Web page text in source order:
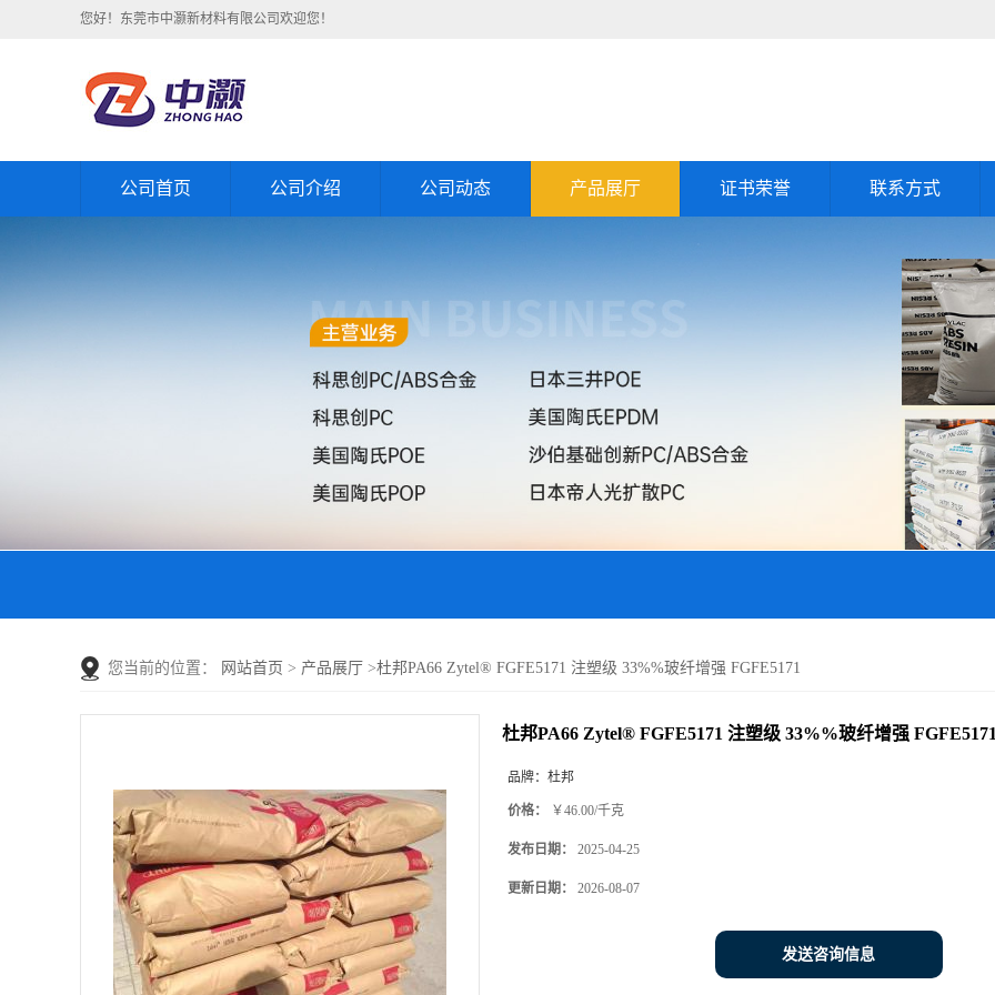
您好！东莞市中灏新材料有限公司欢迎您！
公司首页 公司介绍 公司动态 产品展厅 证书荣誉 联系方式
您当前的位置： 网站首页 > 产品展厅 >杜邦PA66 Zytel® FGFE5171 注塑级 33%%玻纤增强 FGFE5171
杜邦PA66 Zytel® FGFE5171 注塑级 33%%玻纤增强
品牌： 杜邦
价格： ￥46.00/千克
发布日期： 2025-04-25
更新日期： 2026-08-07
发送咨询信息